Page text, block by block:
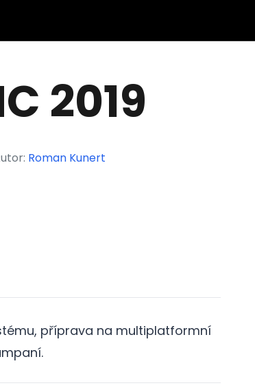
2019
Roman Kunert
příprava na multiplatformní